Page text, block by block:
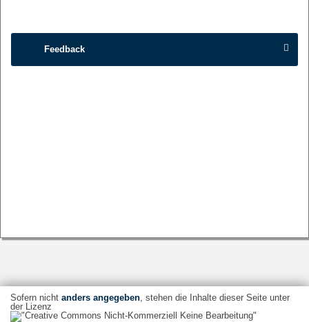
Feedback
Sofern nicht anders angegeben, stehen die Inhalte dieser Seite unter
der Lizenz